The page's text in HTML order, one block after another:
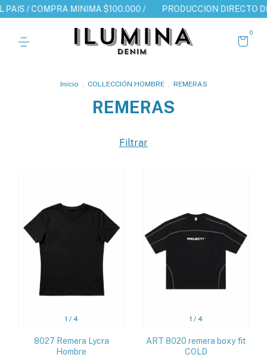
MINIMA $100.000 / PRODUCCION DIRECTO DE
0
Inicio . COLLECCIÓN HOMBRE . REMERAS
REMERAS
Filtrar
1 / 4
8027 Remera Lycra
Hombre
1 / 4
ART 8020 remera boxy fit
COLD